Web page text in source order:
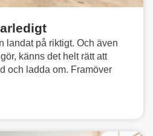
landat på riktigt. Och även
känns det helt rätt att
och ladda om. Framöver